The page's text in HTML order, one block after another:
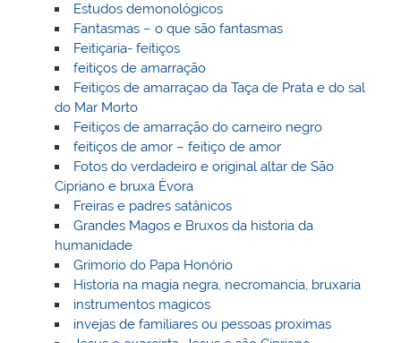
Estudos demonológicos
Fantasmas – o que são fantasmas
Feitiçaria- feitiços
feitiços de amarração
Feitiços de amarraçao da Taça de Prata e do sal
do Mar Morto
Feitiços de amarração do carneiro negro
feitiços de amor – feitiço de amor
Fotos do verdadeiro e original altar de São
Cipriano e bruxa Èvora
Freiras e padres satânicos
Grandes Magos e Bruxos da historia da
humanidade
Grimorio do Papa Honório
Historia na magia negra, necromancia, bruxaria
instrumentos magicos
invejas de familiares ou pessoas proximas